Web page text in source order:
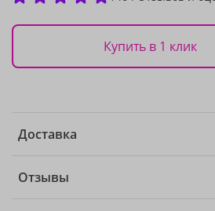
Купить в 1 клик
Доставка
Отзывы